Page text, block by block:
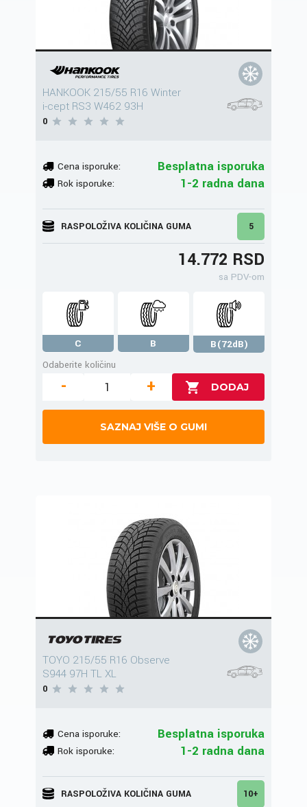
HANKOOK 215/55 R16 Winter
i-cept RS3 W462 93H
0
Cena isporuke: Besplatna isporuka
Rok isporuke: 1-2 radna dana
RASPOLOŽIVA KOLIČINA GUMA 5
14.772 RSD
sa PDV-om
C B
B(72dB)
Odaberite količinu
- +
SAZNAJ VIŠE O GUMI
TOYO 215/55 R16 Observe
S944 97H TL XL
0
Cena isporuke: Besplatna isporuka
Rok isporuke: 1-2 radna dana
RASPOLOŽIVA KOLIČINA GUMA 10+